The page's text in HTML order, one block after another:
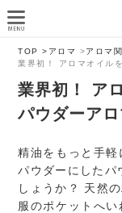
TOP > アロマ >アロマ
業界初！ アロマオイル
業界初！ ア
パウダーア
精油をもっと手
パウダーにしたパ
しょうか？ 天然
服のポケットへ